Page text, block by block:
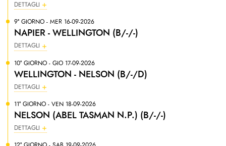
DETTAGLI
9° GIORNO - MER 16-09-2026
NAPIER - WELLINGTON (B/-/-)
DETTAGLI
10° GIORNO - GIO 17-09-2026
WELLINGTON - NELSON (B/-/D)
DETTAGLI
11° GIORNO - VEN 18-09-2026
NELSON (ABEL TASMAN N.P.) (B/-/-)
DETTAGLI